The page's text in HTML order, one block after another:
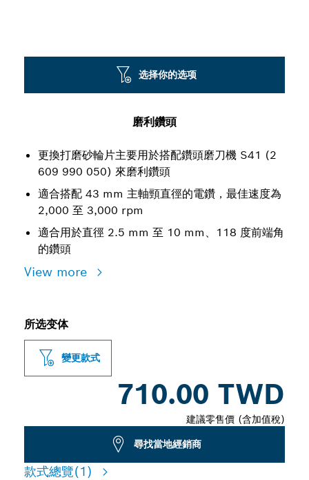
磨利鑽頭
更換打磨砂輪片主要用於搭配鑽頭磨刀機 S41 (2
609 990 050) 來磨利鑽頭
適合搭配 43 mm 主軸頸直徑的電鑽，最佳速度為
2,000 至 3,000 rpm
適合用於直徑 2.5 mm 至 10 mm、118 度前端角
的鑽頭
View more
选择你的选项
所选变体
變更款式
710.00 TWD
建議零售價 (含加值稅)
尋找當地經銷商
款式總覽(1)